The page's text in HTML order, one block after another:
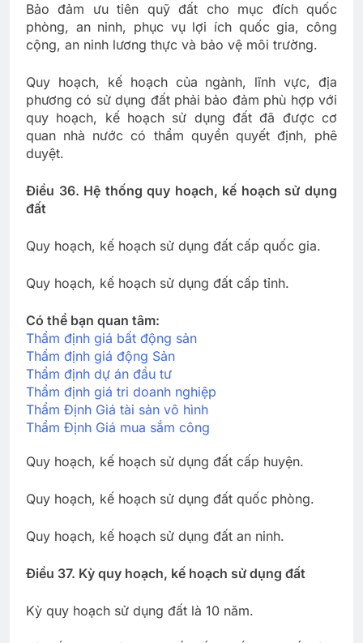
Bảo đảm ưu tiên quỹ đất cho mục đích quốc
phòng, an ninh, phục vụ lợi ích quốc gia, công
cộng, an ninh lương thực và bảo vệ môi trường.
Quy hoạch, kế hoạch của ngành, lĩnh vực, địa
phương có sử dụng đất phải bảo đảm phù hợp với
quy hoạch, kế hoạch sử dụng đất đã được cơ
quan nhà nước có thẩm quyền quyết định, phê
duyệt.
Điều 36. Hệ thống quy hoạch, kế hoạch sử dụng
đất
Quy hoạch, kế hoạch sử dụng đất cấp quốc gia.
Quy hoạch, kế hoạch sử dụng đất cấp tỉnh.
Có thể bạn quan tâm:
Thẩm định giá bất động sản
Thẩm định giá động Sản
Thẩm định dự án đầu tư
Thẩm định giá tri doanh nghiệp
Thẩm Định Giá tài sản vô hình
Thẩm Định Giá mua sắm công
Quy hoạch, kế hoạch sử dụng đất cấp huyện.
Quy hoạch, kế hoạch sử dụng đất quốc phòng.
Quy hoạch, kế hoạch sử dụng đất an ninh.
Điều 37. Kỳ quy hoạch, kế hoạch sử dụng đất
Kỳ quy hoạch sử dụng đất là 10 năm.